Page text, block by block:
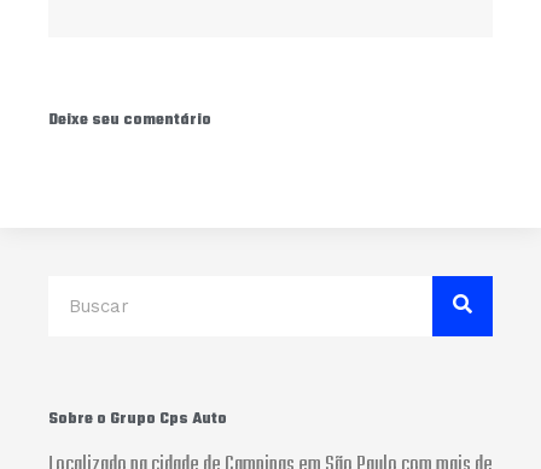
Deixe seu comentário
Sobre o Grupo Cps Auto